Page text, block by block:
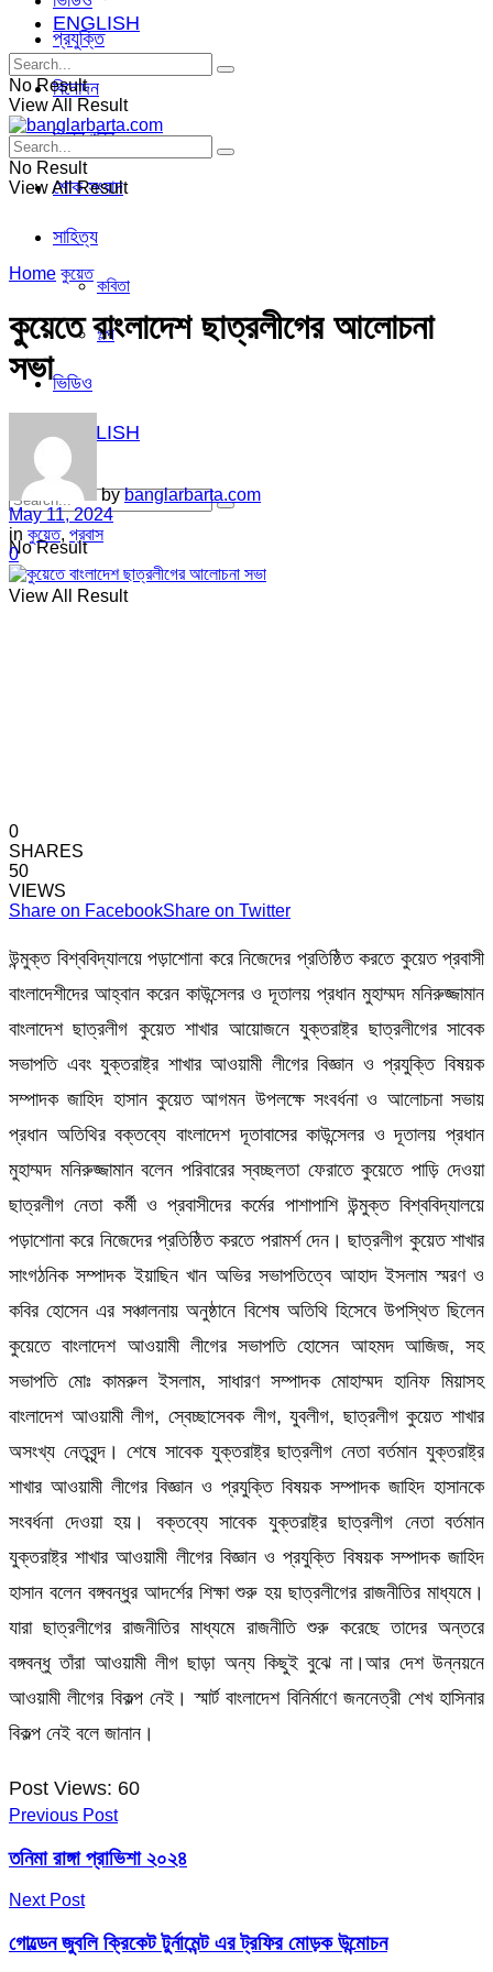
প্রযুক্তি
বিনোদন
ভিন্ন খবর
শোক সংবাদ
সাহিত্য
কবিতা
গল্প
ভিডিও
ENGLISH
No Result
View All Result
ENGLISH
No Result
View All Result
No Result
View All Result
Home কুয়েত
কুয়েতে বাংলাদেশ ছাত্রলীগের আলোচনা
সভা
by banglarbarta.com
May 11, 2024
in কুয়েত, প্রবাস
0
0
SHARES
50
VIEWS
Share on FacebookShare on Twitter
উন্মুক্ত বিশ্ববিদ্যালয়ে পড়াশোনা করে নিজেদের প্রতিষ্ঠিত করতে কুয়েত প্রবাসী
বাংলাদেশীদের আহ্বান করেন কাউন্সেলর ও দূতালয় প্রধান মুহাম্মদ মনিরুজ্জামান
বাংলাদেশ ছাত্রলীগ কুয়েত শাখার আয়োজনে যুক্তরাষ্ট্র ছাত্রলীগের সাবেক
সভাপতি এবং যুক্তরাষ্ট্র শাখার আওয়ামী লীগের বিজ্ঞান ও প্রযুক্তি বিষয়ক
সম্পাদক জাহিদ হাসান কুয়েত আগমন উপলক্ষে সংবর্ধনা ও আলোচনা সভায়
প্রধান অতিথির বক্তব্যে বাংলাদেশ দূতাবাসের কাউন্সেলর ও দূতালয় প্রধান
মুহাম্মদ মনিরুজ্জামান বলেন পরিবারের স্বচ্ছলতা ফেরাতে কুয়েতে পাড়ি দেওয়া
ছাত্রলীগ নেতা কর্মী ও প্রবাসীদের কর্মের পাশাপাশি উন্মুক্ত বিশ্ববিদ্যালয়ে
পড়াশোনা করে নিজেদের প্রতিষ্ঠিত করতে পরামর্শ দেন। ছাত্রলীগ কুয়েত শাখার
সাংগঠনিক সম্পাদক ইয়াছিন খান অভির সভাপতিত্বে আহাদ ইসলাম স্মরণ ও
কবির হোসেন এর সঞ্চালনায় অনুষ্ঠানে বিশেষ অতিথি হিসেবে উপস্থিত ছিলেন
কুয়েতে বাংলাদেশ আওয়ামী লীগের সভাপতি হোসেন আহমদ আজিজ, সহ
সভাপতি মোঃ কামরুল ইসলাম, সাধারণ সম্পাদক মোহাম্মদ হানিফ মিয়াসহ
বাংলাদেশ আওয়ামী লীগ, স্বেচ্ছাসেবক লীগ, যুবলীগ, ছাত্রলীগ কুয়েত শাখার
অসংখ্য নেতৃবৃন্দ। শেষে সাবেক যুক্তরাষ্ট্র ছাত্রলীগ নেতা বর্তমান যুক্তরাষ্ট্র
শাখার আওয়ামী লীগের বিজ্ঞান ও প্রযুক্তি বিষয়ক সম্পাদক জাহিদ হাসানকে
সংবর্ধনা দেওয়া হয়। বক্তব্যে সাবেক যুক্তরাষ্ট্র ছাত্রলীগ নেতা বর্তমান
যুক্তরাষ্ট্র শাখার আওয়ামী লীগের বিজ্ঞান ও প্রযুক্তি বিষয়ক সম্পাদক জাহিদ
হাসান বলেন বঙ্গবন্ধুর আদর্শের শিক্ষা শুরু হয় ছাত্রলীগের রাজনীতির মাধ্যমে।
যারা ছাত্রলীগের রাজনীতির মাধ্যমে রাজনীতি শুরু করেছে তাদের অন্তরে
বঙ্গবন্ধু তাঁরা আওয়ামী লীগ ছাড়া অন্য কিছুই বুঝে না।‌আর দেশ উন্নয়নে
আওয়ামী লীগের বিকল্প নেই। স্মার্ট বাংলাদেশ বিনির্মাণে জননেত্রী শেখ হাসিনার
বিকল্প নেই বলে জানান।‌
Post Views: 60
Previous Post
তনিমা রাঙ্গা প্রাভিশা ২০২৪
Next Post
গোল্ডেন জুবলি ক্রিকেট টুর্নামেন্ট এর ট্রফির মোড়ক উন্মোচন